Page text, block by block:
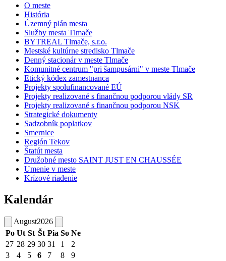
O meste
História
Územný plán mesta
Služby mesta Tlmače
BYTREAL Tlmače, s.r.o.
Mestské kultúrne stredisko Tlmače
Denný stacionár v meste Tlmače
Komunitné centrum "pri šampusárni" v meste Tlmače
Etický kódex zamestnanca
Projekty spolufinancované EÚ
Projekty realizované s finančnou podporou vlády SR
Projekty realizované s finančnou podporou NSK
Strategické dokumenty
Sadzobník poplatkov
Smernice
Región Tekov
Štatút mesta
Družobné mesto SAINT JUST EN CHAUSSÉE
Umenie v meste
Krízové riadenie
Kalendár
August2026
Po Ut St Št Pia So Ne
27 28 29 30 31 1
2
3
4 5 6 7 8
9